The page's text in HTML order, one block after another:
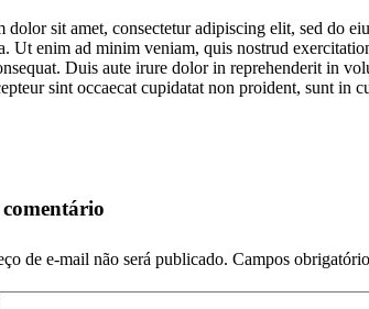
dolor sit amet, consectetur adipiscing elit, sed do
Ut enim ad minim veniam, quis nostrud
Duis aute irure dolor in reprehenderit in
sint occaecat cupidatat non proident, sunt in
de e-mail não será publicado. Campos